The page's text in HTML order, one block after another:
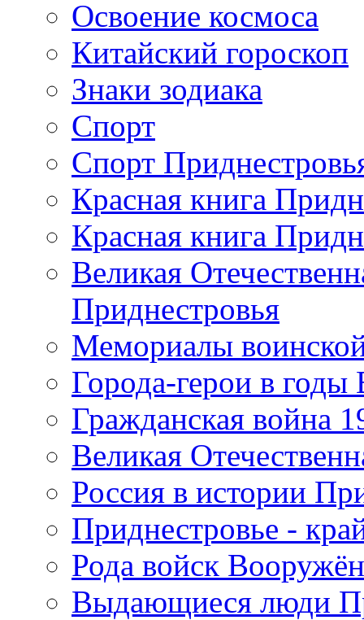
Освоение космоса
Китайский гороскоп
Знаки зодиака
Спорт
Спорт
Красная книга
Красная книга
Великая
Приднестровья
Мемориалы
Города-герои в
Гражданская война
Великая
Россия в истории
Приднестровье -
Рода войск
Выдающиеся люди